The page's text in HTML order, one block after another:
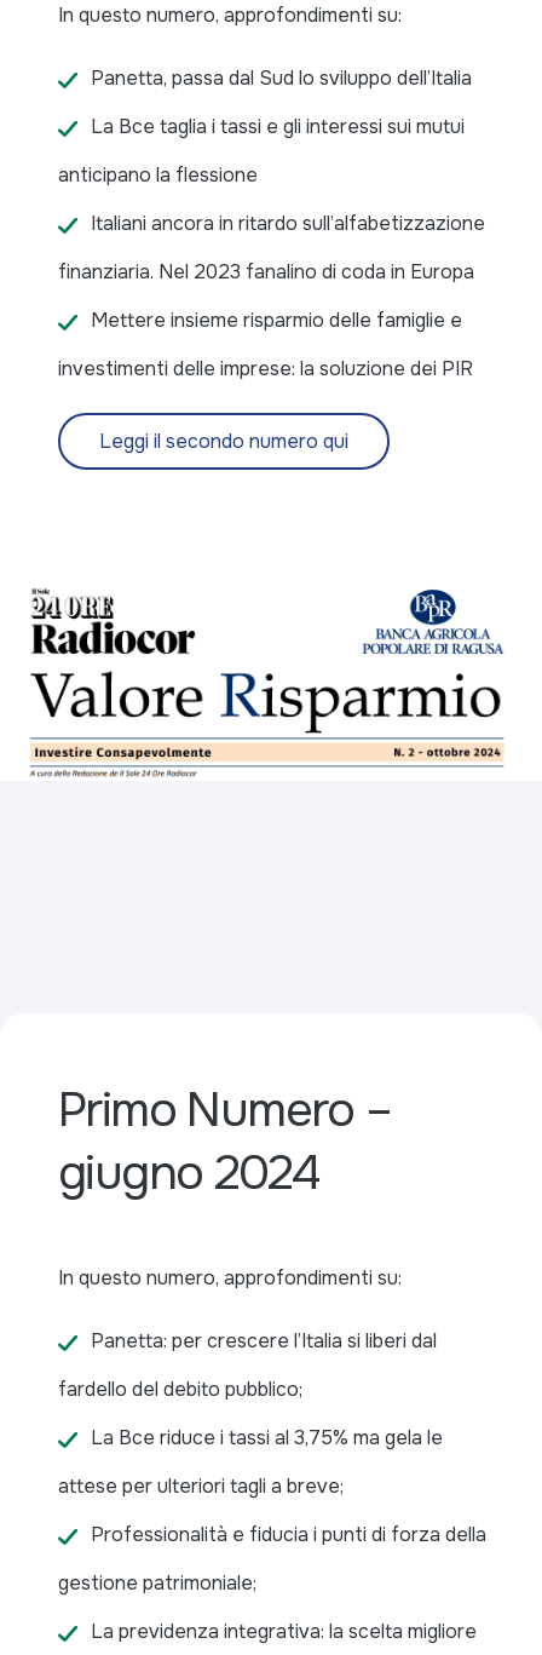
In questo numero, approfondimenti su:
Panetta, passa dal Sud lo sviluppo dell’Italia
La Bce taglia i tassi e gli interessi sui mutui
anticipano la flessione
Italiani ancora in ritardo sull’alfabetizzazione
finanziaria. Nel 2023 fanalino di coda in Europa
Mettere insieme risparmio delle famiglie e
investimenti delle imprese: la soluzione dei PIR
Leggi il secondo numero qui
Primo Numero –
giugno 2024
In questo numero, approfondimenti su:
Panetta: per crescere l’Italia si liberi dal
fardello del debito pubblico;
La Bce riduce i tassi al 3,75% ma gela le
attese per ulteriori tagli a breve;
Professionalità e fiducia i punti di forza della
gestione patrimoniale;
La previdenza integrativa: la scelta migliore